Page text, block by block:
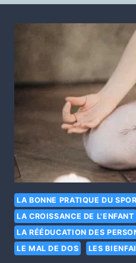
LA BONNE PRATIQUE DU
LA CROISSANCE DE L'ENFANT
LA RÉÉDUCATION DES
LE MAL DE DOS
LES